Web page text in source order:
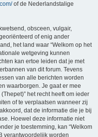
of de Nederlandstalige
obsceen, vulgair,
of enig ander
het land waar “Welkom op het
wetgeving kunnen
kan ertoe leiden dat je met
van dit forum. Tevens
van alle berichten worden
waarborgen. Je gaat er mee
het recht heeft om ieder
of te verplaatsen wanneer zij
dat de informatie die je bij
Hoewel deze informatie niet
je toestemming, kan “Welkom
verantwoordelijk worden